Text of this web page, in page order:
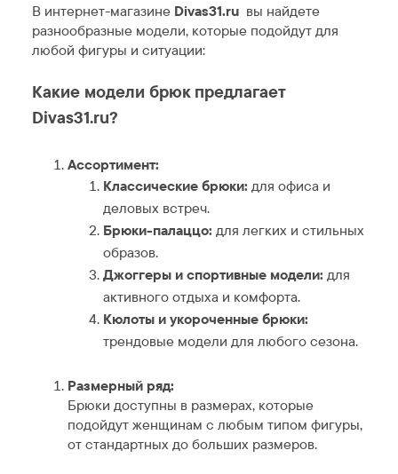
В интернет-магазине Divas31.ru вы найдете
разнообразные модели, которые подойдут для
любой фигуры и ситуации:
Какие модели брюк предлагает
Divas31.ru?
Ассортимент:
Классические брюки: для офиса и
деловых встреч.
Брюки-палаццо: для легких и стильных
образов.
Джоггеры и спортивные модели: для
активного отдыха и комфорта.
Кюлоты и укороченные брюки:
трендовые модели для любого сезона.
Размерный ряд:
Брюки доступны в размерах, которые
подойдут женщинам с любым типом фигуры,
от стандартных до больших размеров.